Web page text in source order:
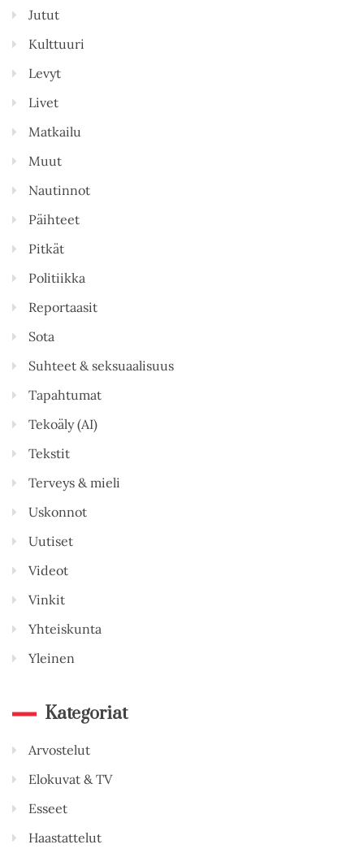
Jutut
Kulttuuri
Levyt
Livet
Matkailu
Muut
Nautinnot
Päihteet
Pitkät
Politiikka
Reportaasit
Sota
Suhteet & seksuaalisuus
Tapahtumat
Tekoäly (AI)
Tekstit
Terveys & mieli
Uskonnot
Uutiset
Videot
Vinkit
Yhteiskunta
Yleinen
Kategoriat
Arvostelut
Elokuvat & TV
Esseet
Haastattelut